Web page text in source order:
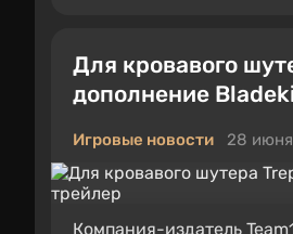
Для кровавого
дополнение
Игровые новости 28
Компания-издатель